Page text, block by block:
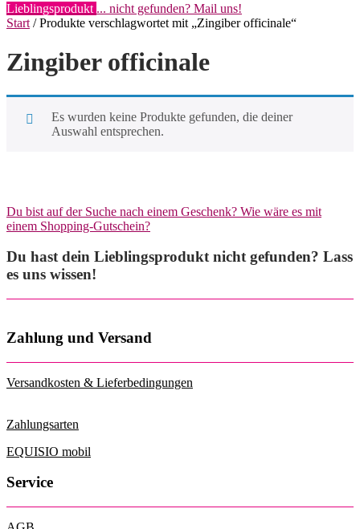
Lieblingsprodukt ... nicht gefunden? Mail uns!
Start / Produkte verschlagwortet mit „Zingiber officinale“
Zingiber officinale
Es wurden keine Produkte gefunden, die deiner
Auswahl entsprechen.
Du bist auf der Suche nach einem Geschenk? Wie wäre es mit
einem Shopping-Gutschein?
Du hast dein Lieblingsprodukt nicht gefunden? Lass
es uns wissen!
Zahlung und Versand
Versandkosten & Lieferbedingungen
Zahlungsarten
EQUISIO mobil
Service